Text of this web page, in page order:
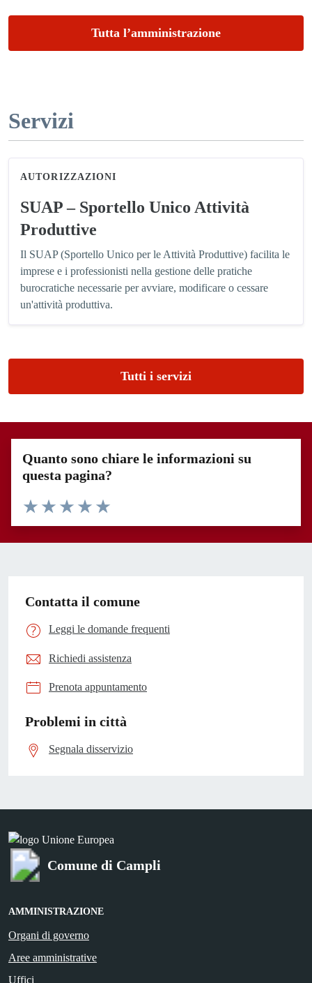
Tutta l’amministrazione
Servizi
AUTORIZZAZIONI
SUAP – Sportello Unico Attività
Produttive
Il SUAP (Sportello Unico per le Attività Produttive) facilita le
imprese e i professionisti nella gestione delle pratiche
burocratiche necessarie per avviare, modificare o cessare
un'attività produttiva.
Tutti i servizi
Quanto sono chiare le informazioni su
questa pagina?
Contatta il comune
Leggi le domande frequenti
Richiedi assistenza
Prenota appuntamento
Problemi in città
Segnala disservizio
Comune di Campli
AMMINISTRAZIONE
Organi di governo
Aree amministrative
Uffici